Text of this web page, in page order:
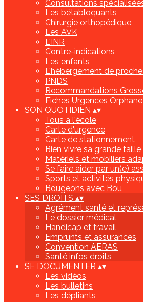
Consultations
Les bétabloquants
Chirurgie orthopédique
Les AVK
L'INR
Contre-indications
Les enfants
L'hébergement de
PNDS
Recommandations
Fiches Urgences
SON QUOTIDIEN ▴▾
Tous à l'école
Carte d'urgence
Carte de stationnement
Bien vivre sa grande taille
Matériels et mobiliers
Se faire aider par un(e)
Sports et activités
Bougeons avec Bou
SES DROITS ▴▾
Agrément santé et
Le dossier médical
Handicap et travail
Emprunts et assurances
Convention AERAS
Santé infos droits
SE DOCUMENTER ▴▾
Les vidéos
Les bulletins
Les dépliants